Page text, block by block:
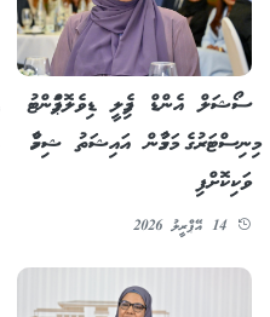
ސޯޝަލް އެންޑް ފެމިލީ ޑިވެލޮޕްމަންޓު
މިނިސްޓަރުގެ މަގާމުން އައިޝަތު ޝިހާމް
ވަކިކޮށްފި
14 އޭޕްރީލު 2026